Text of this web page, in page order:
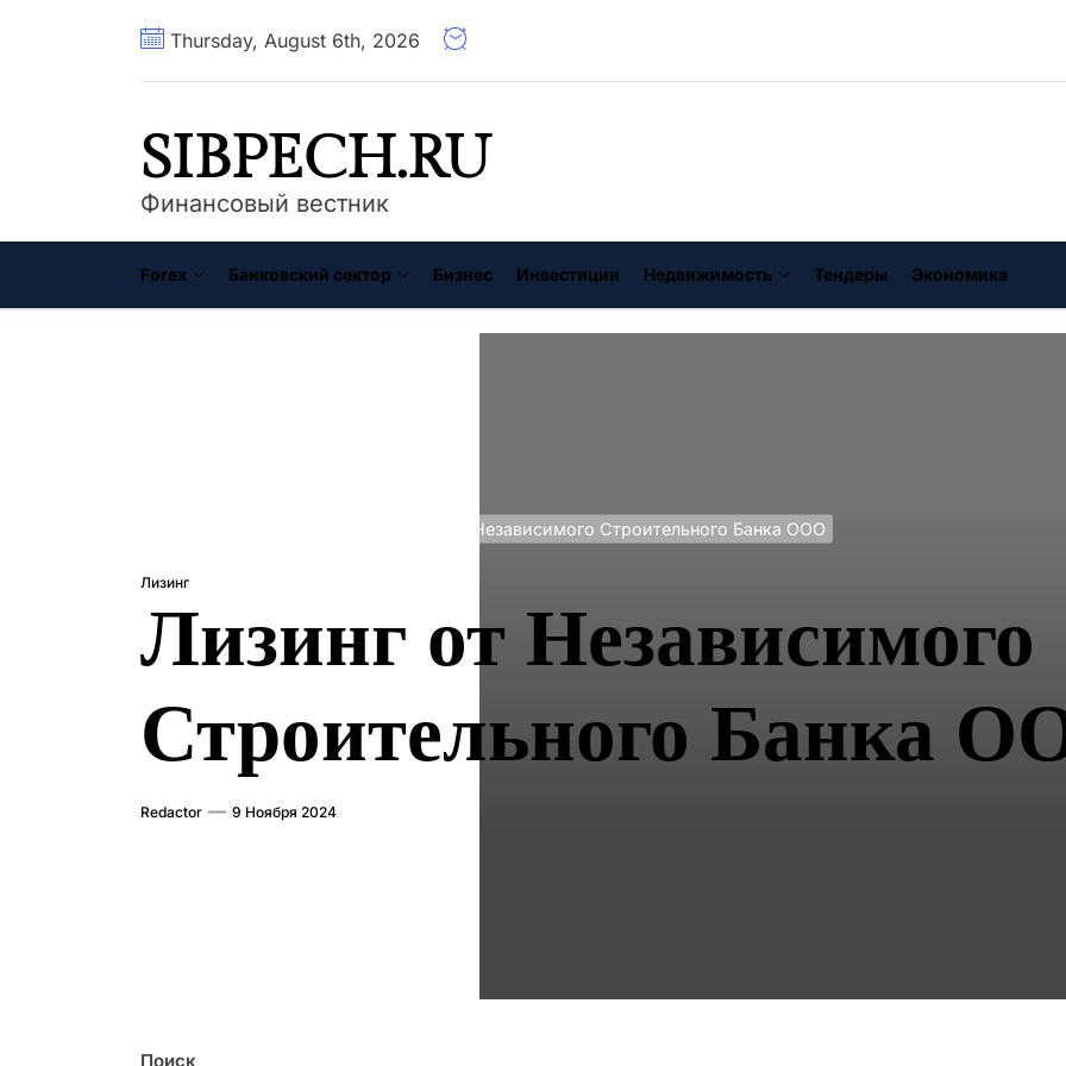
Thursday, August 6th, 2026
SIBPECH.RU
Финансовый вестник
Forex Банковский сектор Бизнес Инвестиции Недвижимость Тендеры Экономика
Лизинг от Независимого Строительного Банка ООО
Лизинг
Лизинг от Независимого
Строительного Банка
Redactor 9 Ноября 2024
Поиск